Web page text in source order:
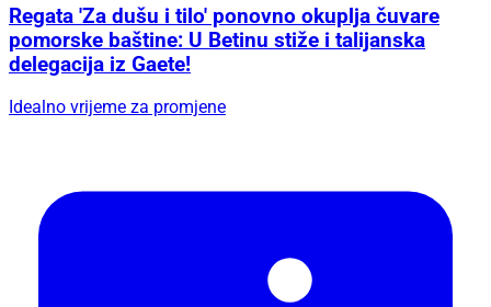
Regata 'Za dušu i tilo' ponovno okuplja čuvare
pomorske baštine: U Betinu stiže i talijanska
delegacija iz Gaete!
Idealno vrijeme za promjene